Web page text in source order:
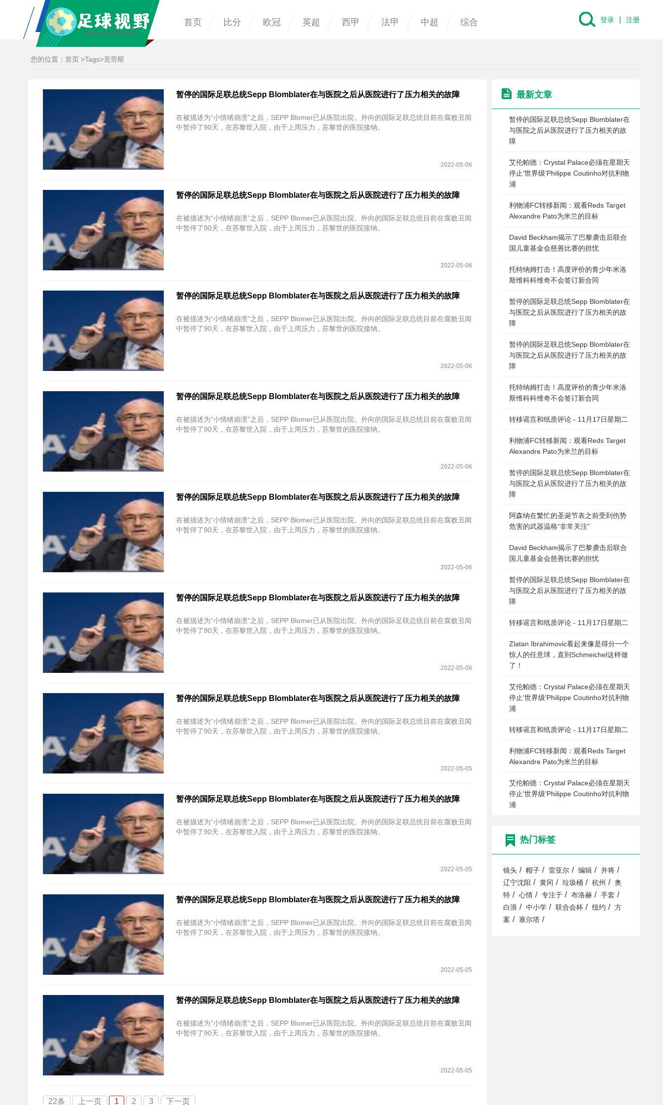
首页 比分 欧冠 英超 西甲 法甲 中超 综合 登录 注册
您的位置： 首页 >Tags>克劳斯
暂停的国际足联总统Sepp Blomblater在与医院之后从医院进行了压力相关的故障
在被描述为“小情绪崩溃”之后，SEPP Blomer已从医院出院。外向的国际足联总统目前在腐败丑闻
中暂停了90天，在苏黎世入院，由于上周压力，苏黎世的医院接纳。
2022-05-06
暂停的国际足联总统Sepp Blomblater在与医院之后从医院进行了压力相关的故障
在被描述为“小情绪崩溃”之后，SEPP Blomer已从医院出院。外向的国际足联总统目前在腐败丑闻
中暂停了90天，在苏黎世入院，由于上周压力，苏黎世的医院接纳。
2022-05-06
暂停的国际足联总统Sepp Blomblater在与医院之后从医院进行了压力相关的故障
在被描述为“小情绪崩溃”之后，SEPP Blomer已从医院出院。外向的国际足联总统目前在腐败丑闻
中暂停了90天，在苏黎世入院，由于上周压力，苏黎世的医院接纳。
2022-05-06
暂停的国际足联总统Sepp Blomblater在与医院之后从医院进行了压力相关的故障
在被描述为“小情绪崩溃”之后，SEPP Blomer已从医院出院。外向的国际足联总统目前在腐败丑闻
中暂停了90天，在苏黎世入院，由于上周压力，苏黎世的医院接纳。
2022-05-06
暂停的国际足联总统Sepp Blomblater在与医院之后从医院进行了压力相关的故障
在被描述为“小情绪崩溃”之后，SEPP Blomer已从医院出院。外向的国际足联总统目前在腐败丑闻
中暂停了90天，在苏黎世入院，由于上周压力，苏黎世的医院接纳。
2022-05-06
暂停的国际足联总统Sepp Blomblater在与医院之后从医院进行了压力相关的故障
在被描述为“小情绪崩溃”之后，SEPP Blomer已从医院出院。外向的国际足联总统目前在腐败丑闻
中暂停了90天，在苏黎世入院，由于上周压力，苏黎世的医院接纳。
2022-05-06
暂停的国际足联总统Sepp Blomblater在与医院之后从医院进行了压力相关的故障
在被描述为“小情绪崩溃”之后，SEPP Blomer已从医院出院。外向的国际足联总统目前在腐败丑闻
中暂停了90天，在苏黎世入院，由于上周压力，苏黎世的医院接纳。
2022-05-05
暂停的国际足联总统Sepp Blomblater在与医院之后从医院进行了压力相关的故障
在被描述为“小情绪崩溃”之后，SEPP Blomer已从医院出院。外向的国际足联总统目前在腐败丑闻
中暂停了90天，在苏黎世入院，由于上周压力，苏黎世的医院接纳。
2022-05-05
暂停的国际足联总统Sepp Blomblater在与医院之后从医院进行了压力相关的故障
在被描述为“小情绪崩溃”之后，SEPP Blomer已从医院出院。外向的国际足联总统目前在腐败丑闻
中暂停了90天，在苏黎世入院，由于上周压力，苏黎世的医院接纳。
2022-05-05
暂停的国际足联总统Sepp Blomblater在与医院之后从医院进行了压力相关的故障
在被描述为“小情绪崩溃”之后，SEPP Blomer已从医院出院。外向的国际足联总统目前在腐败丑闻
中暂停了90天，在苏黎世入院，由于上周压力，苏黎世的医院接纳。
2022-05-05
22条 上一页 1 2 3 下一页
最新文章
暂停的国际足联总统Sepp Blomblater在
与医院之后从医院进行了压力相关的故
障
艾伦帕德：Crystal Palace必须在星期天
停止'世界级'Philippe Coutinho对抗利物
浦
利物浦FC转移新闻：观看Reds Target
Alexandre Pato为米兰的目标
David Beckham揭示了巴黎袭击后联合
国儿童基金会慈善比赛的担忧
托特纳姆打击！高度评价的青少年米洛
斯维科科维奇不会签订新合同
暂停的国际足联总统Sepp Blomblater在
与医院之后从医院进行了压力相关的故
障
暂停的国际足联总统Sepp Blomblater在
与医院之后从医院进行了压力相关的故
障
托特纳姆打击！高度评价的青少年米洛
斯维科科维奇不会签订新合同
转移谣言和纸质评论 - 11月17日星期二
利物浦FC转移新闻：观看Reds Target
Alexandre Pato为米兰的目标
暂停的国际足联总统Sepp Blomblater在
与医院之后从医院进行了压力相关的故
障
阿森纳在繁忙的圣诞节表之前受到伤势
危害的武器温格“非常关注”
David Beckham揭示了巴黎袭击后联合
国儿童基金会慈善比赛的担忧
暂停的国际足联总统Sepp Blomblater在
与医院之后从医院进行了压力相关的故
障
转移谣言和纸质评论 - 11月17日星期二
Zlatan Ibrahimovic看起来像是得分一个
惊人的任意球，直到Schmeichel这样做
了！
艾伦帕德：Crystal Palace必须在星期天
停止'世界级'Philippe Coutinho对抗利物
浦
转移谣言和纸质评论 - 11月17日星期二
利物浦FC转移新闻：观看Reds Target
Alexandre Pato为米兰的目标
艾伦帕德：Crystal Palace必须在星期天
停止'世界级'Philippe Coutinho对抗利物
浦
热门标签
镜头 / 帽子 / 雷亚尔 / 编辑 / 并将 /
辽宁沈阳 / 黄冈 / 垃圾桶 / 杭州 /
奥
特 / 心情 / 专注于 / 布洛赫 / 手套 /
白浪 / 中小学 / 联合会杯 / 纽约 /
方
案 / 塞尔塔 /